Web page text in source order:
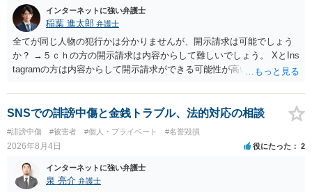
インターネットに強い弁護士
稲葉 進太郎 弁護士
全てが同じ人物の犯行かは分かりませんが、開示請求は可能でしょう
か？ →５ｃｈの方の開示請求は内容からして難しいでしょう。 XとIns
tagramの方は内容からして開示請求ができる可能性が高いでしょう。
いでしょう。７月中にアカウントが削除されている場合、今から進め
ても失敗する可能性が高いように思われます。 相手を特定できた場
合、相手に全ての弁護士費用を負担させることは可能でしょうか？ →
訴訟外の交渉で相手方が認めれば負担させることができるでしょう。
訴訟で判決となった場合は、実際の弁護士費用が認められる場合と認
められない場合があり何ともいえないところでしょう。
SNSでの誹謗中傷と金銭トラブル、法的対応の相談
#誹謗中傷 #被害者 #個人・プライベート #名誉毀損
2026年8月4日 役にたった 2
インターネットに強い弁護士
泉 亮介 弁護士